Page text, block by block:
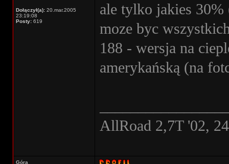
Dołączył(a): 20.mar.2005
23:19:08
Posty: 619
ale tylko jakies 30%
moze byc
188 - wersja na
amerykańską (na
AllRoad 2,7T '02,
Góra